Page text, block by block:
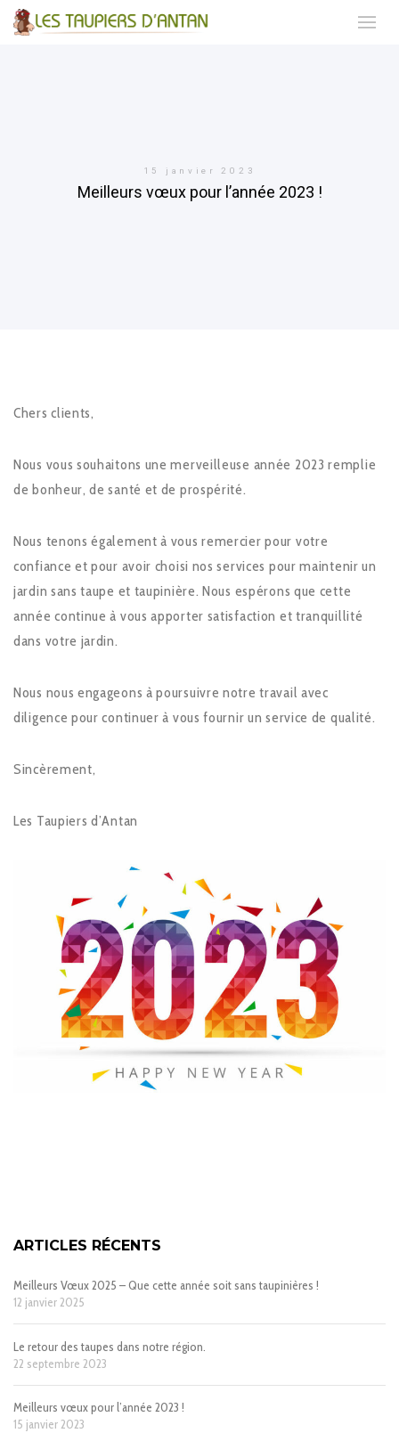
15 janvier 2023
Meilleurs vœux pour l’année 2023 !
Chers clients,
Nous vous souhaitons une merveilleuse année 2023 remplie
de bonheur, de santé et de prospérité.
Nous tenons également à vous remercier pour votre
confiance et pour avoir choisi nos services pour maintenir un
jardin sans taupe et taupinière. Nous espérons que cette
année continue à vous apporter satisfaction et tranquillité
dans votre jardin.
Nous nous engageons à poursuivre notre travail avec
diligence pour continuer à vous fournir un service de qualité.
Sincèrement,
Les Taupiers d’Antan
ARTICLES RÉCENTS
Meilleurs Vœux 2025 – Que cette année soit sans taupinières !
12 janvier 2025
Le retour des taupes dans notre région.
22 septembre 2023
Meilleurs vœux pour l’année 2023 !
15 janvier 2023